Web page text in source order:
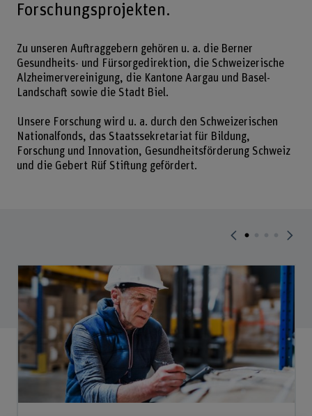
Forschungsprojekten.
Zu unseren Auftraggebern gehören u. a. die Berner
Gesundheits- und Fürsorgedirektion, die Schweizerische
Alzheimervereinigung, die Kantone Aargau und Basel-
Landschaft sowie die Stadt Biel.
Unsere Forschung wird u. a. durch den Schweizerischen
Nationalfonds, das Staatssekretariat für Bildung,
Forschung und Innovation, Gesundheitsförderung Schweiz
und die Gebert Rüf Stiftung gefördert.